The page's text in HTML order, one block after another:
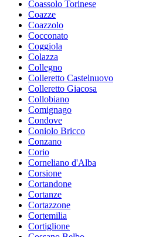
Coassolo Torinese
Coazze
Coazzolo
Cocconato
Coggiola
Colazza
Collegno
Colleretto Castelnuovo
Colleretto Giacosa
Collobiano
Comignago
Condove
Coniolo Bricco
Conzano
Corio
Corneliano d'Alba
Corsione
Cortandone
Cortanze
Cortazzone
Cortemilia
Cortiglione